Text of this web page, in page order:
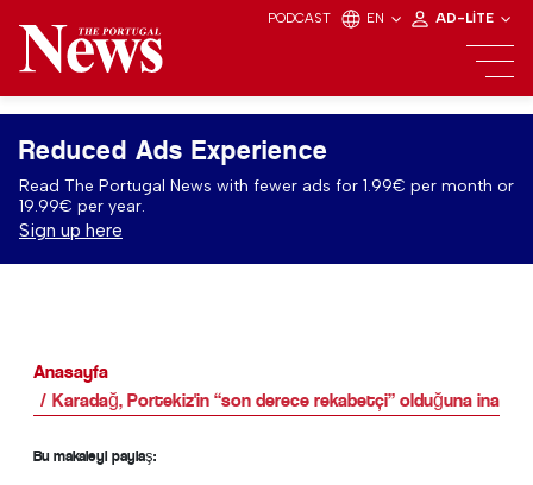
PODCAST EN AD-LITE
Reduced Ads Experience
Read The Portugal News with fewer ads for 1.99€ per month or
19.99€ per year.
Sign up here
Anasayfa
Karadağ, Portekiz'in “son derece rekabetçi” olduğuna
Bu makaleyi paylaş: